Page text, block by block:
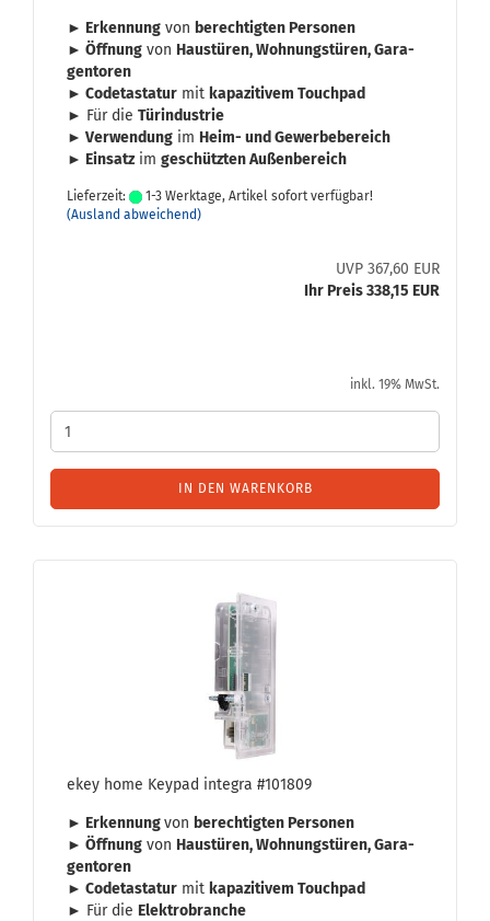
► Er­ken­nung von be­rech­tig­ten Per­so­nen
► Öff­nung von Haus­tü­ren, Woh­nungs­tü­ren, Ga­ra­
gen­to­ren
► Code­tas­ta­tur mit ka­pa­zi­ti­vem Touch­pad
► Für die Tür­in­dus­trie
► Ver­wen­dung im Heim- und Ge­wer­be­be­reich
► Ein­satz im ge­schütz­ten Au­ßen­be­reich
Lieferzeit:
1-3 Werktage, Artikel sofort verfügbar!
(Ausland abweichend)
UVP 367,60 EUR
Ihr Preis 338,15 EUR
inkl. 19% MwSt.
IN DEN WARENKORB
ekey home Key­pad in­te­gra #101809
► Er­ken­nungvon be­rech­tig­ten Per­so­nen
► Öff­nung von Haus­tü­ren, Woh­nungs­tü­ren, Ga­ra­
gen­to­ren
► Code­tas­ta­tur mit ka­pa­zi­ti­vem Touch­pad
► Für die Elek­tro­bran­che